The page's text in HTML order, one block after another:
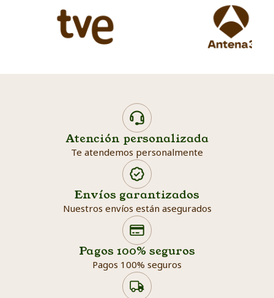
Atención personalizada
Te atendemos personalmente
Envíos garantizados
Nuestros envíos están asegurados
Pagos 100% seguros
Pagos 100% seguros
Search products